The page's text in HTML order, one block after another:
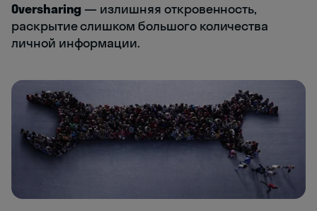
Oversharing — излишняя откровенность,
раскрытие слишком большого количества
личной информации.